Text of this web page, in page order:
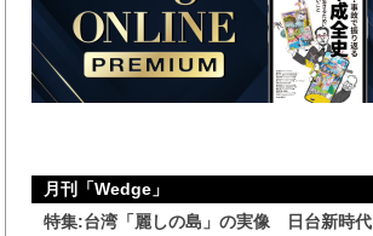
月刊「Wedge」
特集:台湾「麗しの島」の実像 日台新時代